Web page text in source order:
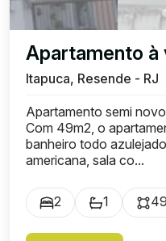
Apartamento à
Itapuca, Resende - RJ
Apartamento semi
Com 49m2, o
banheiro todo
americana, sala co...
2 1